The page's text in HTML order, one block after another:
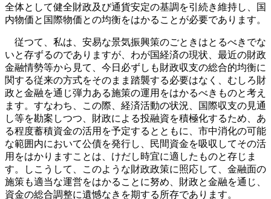
全体として健全財政及び通貨安定の基調を引続き維持し、国
内物価と国際物価との均衡をはかることが必要であります。
従つて、私は、安易な景気振興策のごときはとるべきでな
いと存ずるのでありますが、わが国経済の現状、最近の財政
金融情勢等から見て、今日必ずしも財政収支の総合的均衡に
関する従来の方式をそのまま踏襲する必要はなく、むしろ財
政と金融を通じ弾力ある施策の運用をはかるべきものと考え
ます。すなわち、この際、経済活動の状況、国際収支の見通
し等を勘案しつつ、財政による投融資を積極化するため、あ
る程度蓄積資金の活用を予定するとともに、市中消化の可能
な範囲内において公債を発行し、民間資金を吸収してその活
用をはかりますことは、けだし時宜に適したものと存じま
す。しこうして、このような財政政策に照応して、金融面の
施策も適当な運営をはかることに努め、財政と金融を通じ、
資金の総合調整に遺憾なきを期する所存であります。